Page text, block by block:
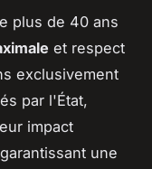
plus de 40 ans
et respect
exclusivement
par l'État,
impact
une